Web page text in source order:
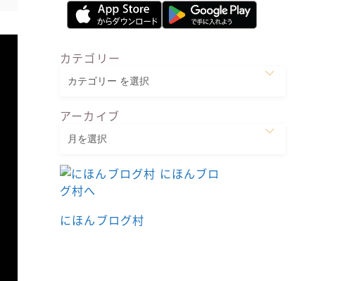
カテゴリー
アーカイブ
にほんブログ村